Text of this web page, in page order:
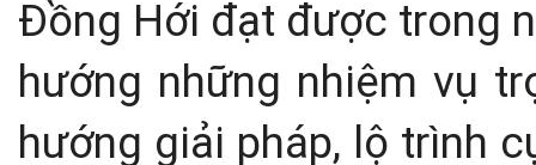
Đồng Hới đạt được trong
hướng những nhiệm vụ
hướng giải pháp, lộ trình